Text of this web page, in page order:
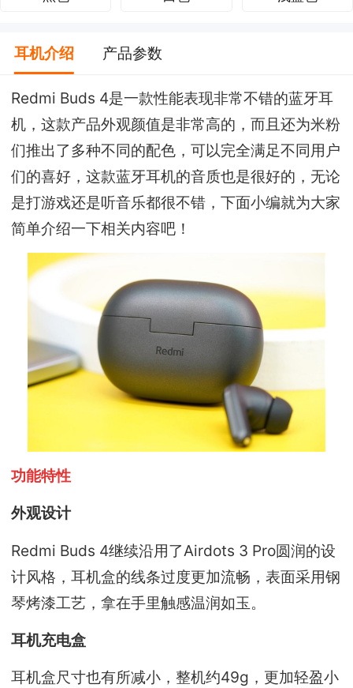
耳机介绍 产品参数
Redmi Buds 4是一款性能表现非常不错的蓝牙耳
机，这款产品外观颜值是非常高的，而且还为米粉
们推出了多种不同的配色，可以完全满足不同用户
们的喜好，这款蓝牙耳机的音质也是很好的，无论
是打游戏还是听音乐都很不错，下面小编就为大家
简单介绍一下相关内容吧！
功能特性
外观设计
Redmi Buds 4继续沿用了Airdots 3 Pro圆润的设
计风格，耳机盒的线条过度更加流畅，表面采用钢
琴烤漆工艺，拿在手里触感温润如玉。
耳机充电盒
耳机盒尺寸也有所减小，整机约49g，更加轻盈小